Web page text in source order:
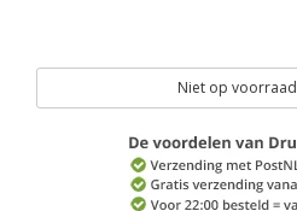
Niet op voorraad